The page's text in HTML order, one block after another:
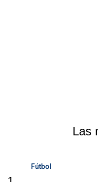
Las
Fútbol